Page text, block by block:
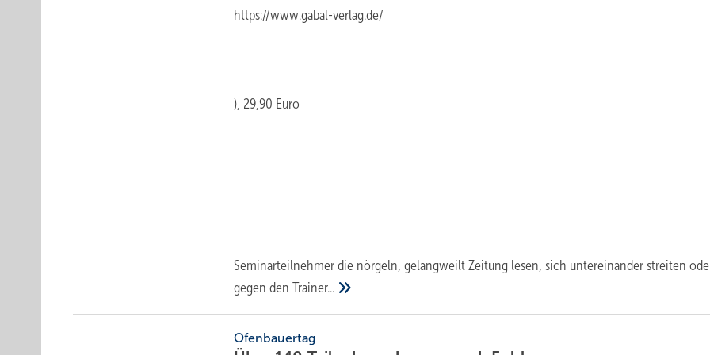
https://www.gabal-verlag.de/
), 29,90 Euro
Seminarteilnehmer die nörgeln, gelangweilt Zeitung lesen, sich untereinander streiten
gegen denTrainer...
Ofenbauertag